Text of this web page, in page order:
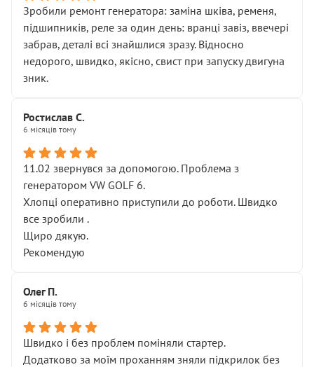
Зробили ремонт генератора: заміна шківа, ременя,
підшипників, реле за один день: вранці завіз, ввечері
забрав, деталі всі знайшлися зразу. Відносно
недорого, швидко, якісно, свист при запуску двигуна
зник.
Ростислав С.
6 місяців тому
11.02 звернувся за допомогою. Проблема з
генератором VW GOLF 6.
Хлопці оперативно приступили до роботи. Швидко
все зробили .
Щиро дякую.
Рекомендую
Олег П.
6 місяців тому
Швидко і без проблем поміняли стартер.
Додатково за моїм проханням зняли підкрилок без